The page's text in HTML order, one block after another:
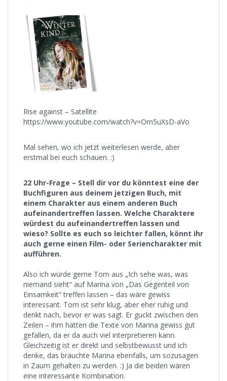
Rise against – Satellite
https://www.youtube.com/watch?v=Om5uXsD-aVo
Mal sehen, wo ich jetzt weiterlesen werde, aber
erstmal bei euch schauen. :)
22 Uhr-Frage – Stell dir vor du könntest eine der
Buchfiguren aus deinem jetzigen Buch, mit
einem Charakter aus einem anderen Buch
aufeinandertreffen lassen. Welche Charaktere
würdest du aufeinandertreffen lassen und
wieso? Sollte es euch so leichter fallen, könnt ihr
auch gerne einen Film- oder Seriencharakter mit
aufführen.
Also ich würde gerne Tom aus „Ich sehe was, was
niemand sieht“ auf Marina von „Das Gegenteil von
Einsamkeit“ treffen lassen – das wäre gewiss
interessant. Tom ist sehr klug, aber eher ruhig und
denkt nach, bevor er was sagt. Er guckt zwischen den
Zeilen – ihm hätten die Texte von Marina gewiss gut
gefallen, da er da auch viel interpretieren kann.
Gleichzeitig ist er direkt und selbstbewusst und ich
denke, das bräuchte Marina ebenfalls, um sozusagen
in Zaum gehalten zu werden. :) Ja die beiden wären
eine interessante Kombination.